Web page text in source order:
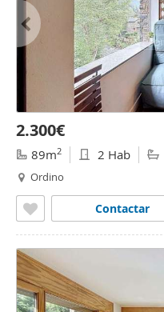
2.300€
89m2 2 Hab
Ordino
Contactar